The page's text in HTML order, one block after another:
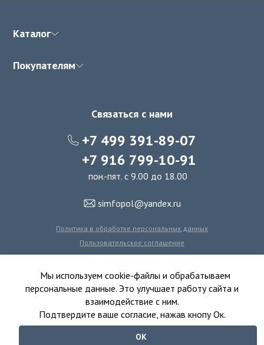
Каталог
Покупателям
Связаться с нами
+7 499 391-89-07
+7 916 799-10-91
пон.-пят. с 9.00 до 18.00
simfopol@yandex.ru
Политика в обработке персональных данных
Пользовательское соглашение
Политика использования файлов cookie
© 2016-2026 Симфония Пола - интернет-магазин
ковролина, линолеума, виниловых полов и ковровой плитки.
Мы используем cookie-файлы и обрабатываем
персональные данные. Это улучшает работу сайта и
взаимодействие с ним.
Подтвердите ваше согласие, нажав кнопу Ок.
ОК